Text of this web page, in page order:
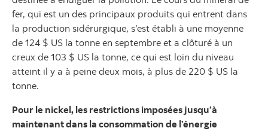
fer, qui est un des principaux produits qui entrent dans
la production sidérurgique, s’est établi à une moyenne
de 124 $ US la tonne en septembre et a clôturé à un
creux de 103 $ US la tonne, ce qui est loin du niveau
atteint il y a à peine deux mois, à plus de 220 $ US la
tonne.
Pour le nickel, les restrictions imposées jusqu’à
maintenant dans la consommation de l’énergie